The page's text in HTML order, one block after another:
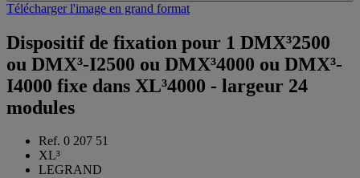
Télécharger l'image en grand format
Dispositif de fixation pour 1 DMX³2500
ou DMX³-I2500 ou DMX³4000 ou DMX³-
I4000 fixe dans XL³4000 - largeur 24
modules
Ref. 0 207 51
XL³
LEGRAND